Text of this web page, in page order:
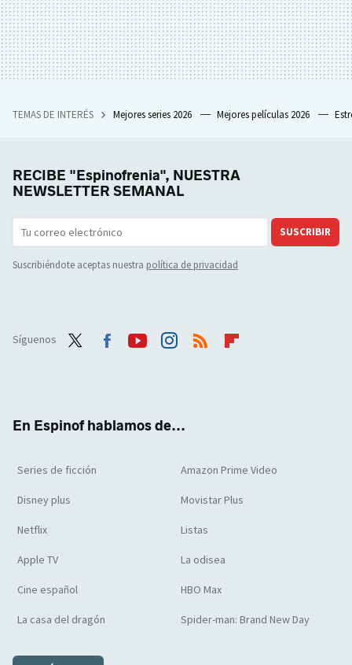
TEMAS DE INTERÉS Mejores series 2026 Mejores películas 2026
RECIBE "Espinofrenia", NUESTRA
NEWSLETTER SEMANAL
SUSCRIBIR
Suscribiéndote aceptas nuestra política de privacidad
Síguenos
En Espinof hablamos de...
Series de ficción Amazon Prime Video
Disney plus Movistar Plus
Netflix Listas
Apple TV La odisea
Cine español HBO Max
La casa del dragón Spider-man: Brand New Day